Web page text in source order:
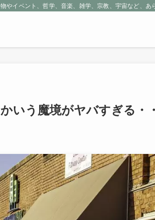
やイベント、哲学、音楽、雑学、宗教、宇宙など、
いう魔境がヤバすぎる・